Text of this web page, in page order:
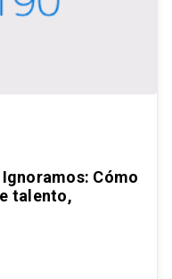
Cómo
talento,